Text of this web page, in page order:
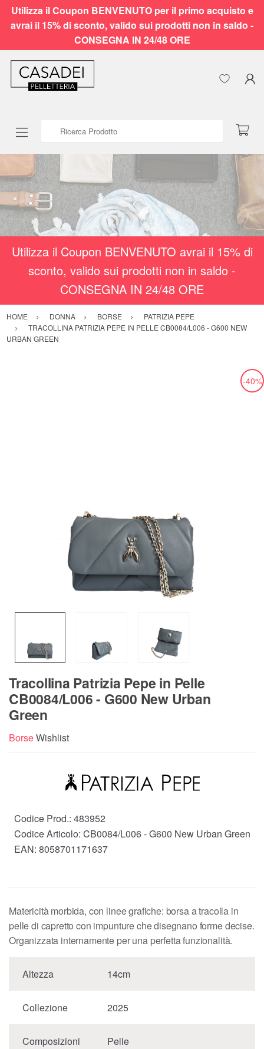
Utilizza il Coupon BENVENUTO per il primo acquisto e
avrai il 15% di sconto, valido sui prodotti non in saldo -
CONSEGNA IN 24/48 ORE
Utilizza il Coupon BENVENUTO avrai il 15% di
sconto, valido sui prodotti non in saldo -
CONSEGNA IN 24/48 ORE
HOME DONNA BORSE
PATRIZIA PEPE
TRACOLLINA PATRIZIA PEPE IN PELLE CB0084/L006 - G600 NEW
URBAN GREEN
-40%
Tracollina Patrizia Pepe in Pelle
CB0084/L006 - G600 New Urban
Green
BorseWishlist
Codice Prod.: 483952
Codice Articolo: CB0084/L006 - G600 New Urban Green
EAN: 8058701171637
Matericità morbida, con linee grafiche: borsa a tracolla in
pelle di capretto con impunture che disegnano forme decise.
Organizzata internamente per una perfetta funzionalità.
Altezza 14cm
Collezione 2025
Composizioni Pelle